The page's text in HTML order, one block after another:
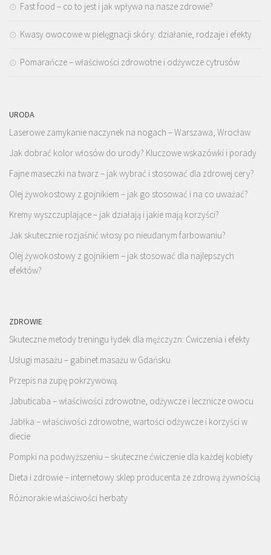
Fast food – co to jest i jak wpływa na nasze zdrowie?
Kwasy owocowe w pielęgnacji skóry: działanie, rodzaje i efekty
Pomarańcze – właściwości zdrowotne i odżywcze cytrusów
URODA
Laserowe zamykanie naczynek na nogach – Warszawa, Wrocław
Jak dobrać kolor włosów do urody? Kluczowe wskazówki i porady
Fajne maseczki na twarz – jak wybrać i stosować dla zdrowej cery?
Olej żywokostowy z gojnikiem – jak go stosować i na co uważać?
Kremy wyszczuplające – jak działają i jakie mają korzyści?
Jak skutecznie rozjaśnić włosy po nieudanym farbowaniu?
Olej żywokostowy z gojnikiem – jak stosować dla najlepszych
efektów?
ZDROWIE
Skuteczne metody treningu łydek dla mężczyzn: Ćwiczenia i efekty
Usługi masażu – gabinet masażu w Gdańsku
Przepis na zupę pokrzywową.
Jabuticaba – właściwości zdrowotne, odżywcze i lecznicze owocu
Jabłka – właściwości zdrowotne, wartości odżywcze i korzyści w
diecie
Pompki na podwyższeniu – skuteczne ćwiczenie dla każdej kobiety
Dieta i zdrowie – internetowy sklep producenta ze zdrową żywnością
Różnorakie właściwości herbaty